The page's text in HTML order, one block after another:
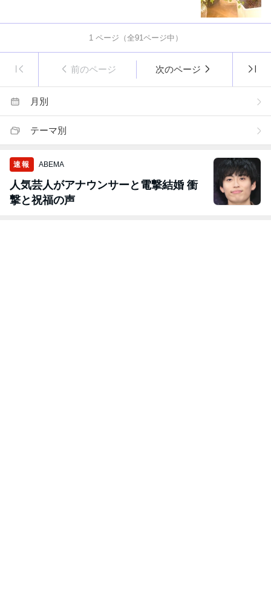
1 ページ（全91 ページ中）
前のページ 次のページ
月別
テーマ別
速報 ABEMA
人気芸人がアナウンサーと電撃結婚 衝
撃と祝福の声